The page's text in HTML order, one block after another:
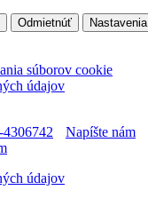
Odmietnúť Nastavenia
súborov cookie
údajov
Napíšte nám
údajov